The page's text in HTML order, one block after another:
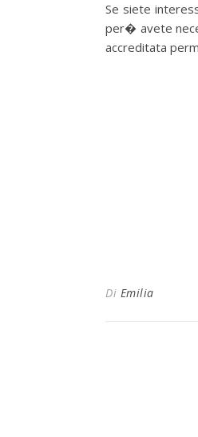
Se siete
per� avete
accreditata
Di Emilia